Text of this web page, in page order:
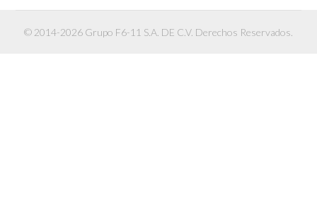
© 2014-2026 Grupo F6-11 S.A. DE C.V. Derechos Reservados.